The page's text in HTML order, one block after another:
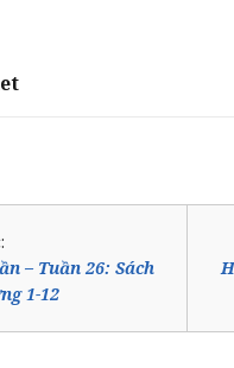
– Tuần 26: Sách
1-12